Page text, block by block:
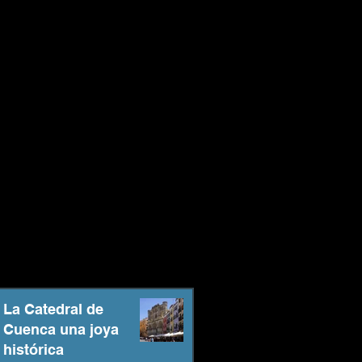
La Catedral de
Cuenca una joya
histórica